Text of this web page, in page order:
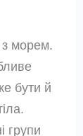
з морем.
бути й
групи